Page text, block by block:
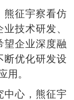
熊征宇察看仿
技术研发、
望企业深度融
断优化研发设
用。
中心，熊征宇